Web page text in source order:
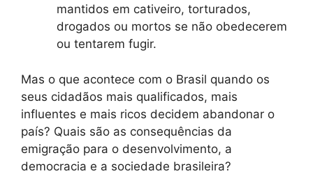
mantidos em cativeiro, torturados,
drogados ou mortos se não obedecerem
ou tentarem fugir.
Mas o que acontece com o Brasil quando os
seus cidadãos mais qualificados, mais
influentes e mais ricos decidem abandonar o
país? Quais são as consequências da
emigração para o desenvolvimento, a
democracia e a sociedade brasileira?